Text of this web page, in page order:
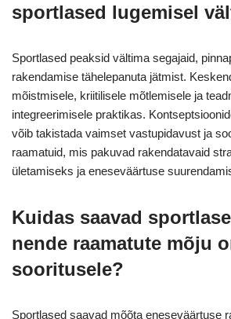
sportlased lugemisel
Sportlased peaksid vältima segajaid,
rakendamise tähelepanuta jätmist.
mõistmisele, kriitilisele mõtlemisele ja
integreerimisele praktikas.
võib takistada vaimset vastupidavust ja
raamatuid, mis pakuvad rakendatavaid
ületamiseks ja eneseväärtuse
Kuidas saavad
nende raamatute mõju
sooritusele?
Sportlased saavad mõõta eneseväärtuse